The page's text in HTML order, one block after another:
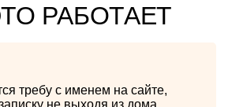
РАБОТАЕТ
требу с именем на сайте,
не выходя из дома